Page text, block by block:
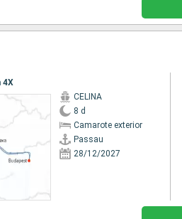
4X
CELINA
8 d
Camarote exterior
Passau
28/12/2027